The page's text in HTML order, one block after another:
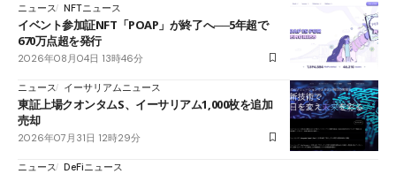
ニュース NFTニュース
イベント参加証NFT「POAP」が終了へ──5年超で
670万点超を発行
2026年08月04日 13時46分
ニュース イーサリアムニュース
東証上場クオンタムS、イーサリアム1,000枚を追加
売却
2026年07月31日 12時29分
ニュース DeFiニュース